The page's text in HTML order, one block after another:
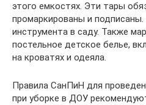
этого емкостях. Эти тары
промаркированы и
инструмента в саду. Также
постельное детское белье,
на кроватях и одеяла.
Правила СанПиН для
при уборке в ДОУ